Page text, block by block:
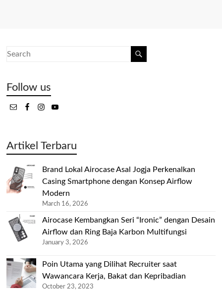
Follow us
Artikel Terbaru
Brand Lokal Airocase Asal Jogja Perkenalkan
Casing Smartphone dengan Konsep Airflow
Modern
March 16, 2026
Airocase Kembangkan Seri “Ironic” dengan Desain
Airflow dan Ring Baja Karbon Multifungsi
January 3, 2026
Poin Utama yang Dilihat Recruiter saat
Wawancara Kerja, Bakat dan Kepribadian
October 23, 2023